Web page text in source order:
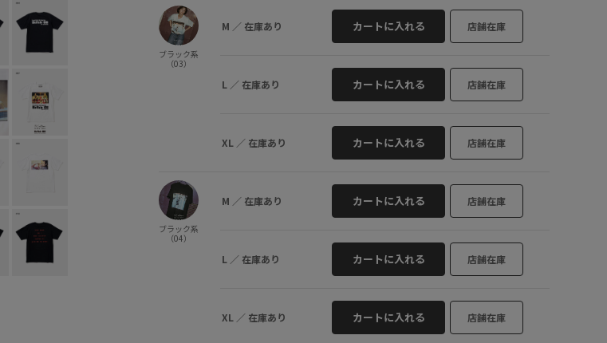
ブラック系
（03）
M ／ 在庫あり カートに入れる 店舗在庫
L ／ 在庫あり カートに入れる 店舗在庫
XL ／ 在庫あり カートに入れる 店舗在庫
ブラック系
（04）
M ／ 在庫あり カートに入れる 店舗在庫
L ／ 在庫あり カートに入れる 店舗在庫
XL ／ 在庫あり カートに入れる 店舗在庫